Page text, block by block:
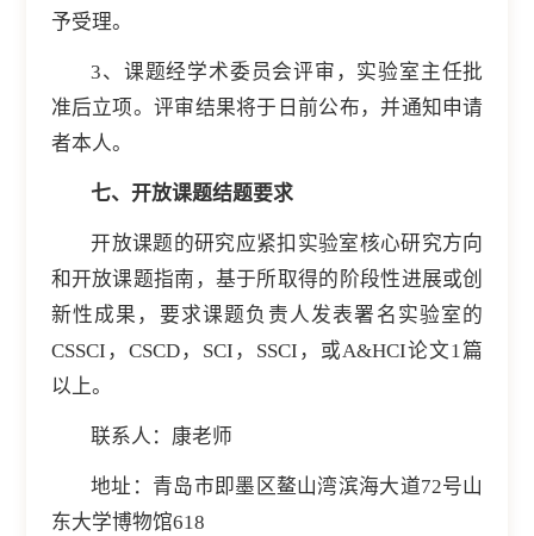
予受理。
3、课题经学术委员会评审，实验室主任批
准后立项。评审结果将于日前公布，并通知申请
者本人。
七、开放课题结题要求
开放课题的研究应紧扣实验室核心研究方向
和开放课题指南，基于所取得的阶段性进展或创
新性成果，要求课题负责人发表署名实验室的
CSSCI，CSCD，SCI，SSCI，或A&HCI论文1篇
以上。
联系人：康老师
地址：青岛市即墨区鳌山湾滨海大道72号山
东大学博物馆618